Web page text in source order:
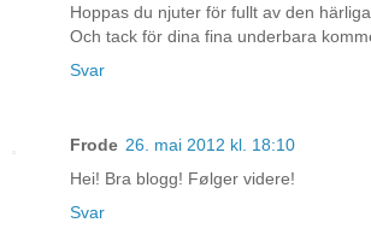
Hoppas du njuter för fullt av den
Och tack för dina fina underbara
Svar
Frode 26. mai 2012 kl. 18:10
Hei! Bra blogg! Følger videre!
Svar